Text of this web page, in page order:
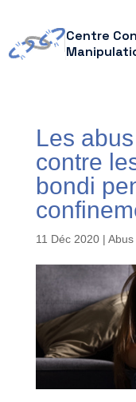
Centre
Les
contre
bondi
11 Déc 2020|